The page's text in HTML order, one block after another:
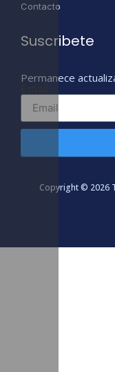
Contacto
Suscribete
Permanece
Copyright © 2026